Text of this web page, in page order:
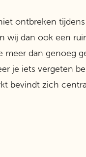
ontbreken tijdens
wij dan ook een
meer dan genoeg
je iets vergeten
bevindt zich